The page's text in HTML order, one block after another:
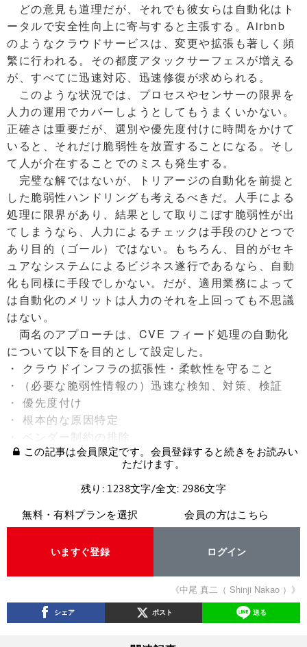
どの意見も道理だが、それでも彼女らは自動化はト
ータルで安全性向上に寄与すると主張する。Airbnb
のようなクラウドサービスは、変更や拡張も著しく頻
繁に行われる。その都度アタックサーフェスが増える
が、すべてに迅速対応、迅速修復が求められる。
このような状況では、プロセスやセンサーの限界を
人力の運用でカバーしようとしてもうまくいかない。
正確さは重要だが、選別や優先度付けに時間をかけて
いると、それだけ脆弱性を放置することになる。そし
て人が介在することでのミスも発生する。
完璧な解ではないが、トリアージの自動化を前提と
した脆弱性ハンドリングも考えるべきだ。人手による
処理に限界があり、結果として取りこぼす脆弱性が出
てしまうなら、人力によるチェックは手段のひとつで
あり目的（ゴール）ではない。もちろん、目的がセキ
ュアなシステムによるビジネス遂行であるなら、自動
化も同様に手段でしかない。だが、適用業務によって
は自動化のメリットは人力のそれを上回っても不思議
はない。
両名のアプローチは、CVE フィード処理の自動化
について以下を目的として設定した。
・ クラウドインフラの拡張性・柔軟性を守ること
・（必要な脆弱性情報の）迅速な検知、対策、検証
・ 優先度付け
・ 根本的な原因特定
・ ベンダー制約の排除
この記事は会員限定です。会員登録すると続きをお読みい
ただけます。
残り: 1238文字/全文: 2986文字
無料・有料プランを選択
いますぐ登録
会員の方はこちら
ログイン
《中尾 真二（ Shinji Nakao ）》
シェア ポスト 送る